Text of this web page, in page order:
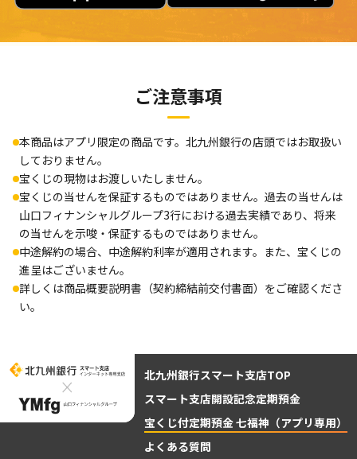
ご注意事項
本商品はアプリ限定の商品です。北九州銀行の店頭ではお取扱い
しておりません。
宝くじの現物はお渡しいたしません。
宝くじの当せんを保証するものではありません。過去の当せんは
山口フィナンシャルグループ3行における過去実績であり、将来
の当せんを示唆・保証するものではありません。
中途解約の場合、中途解約利率が適用されます。また、宝くじの
進呈はございません。
詳しくは商品概要説明書（契約締結前交付書面）をご確認くださ
い。
北九州銀行スマート支店TOP
スマート支店開設記念定期預金
宝くじ付定期預金 七福神（アプリ専用）
よくある質問